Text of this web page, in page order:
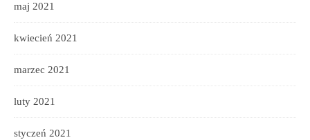
maj 2021
kwiecień 2021
marzec 2021
luty 2021
styczeń 2021